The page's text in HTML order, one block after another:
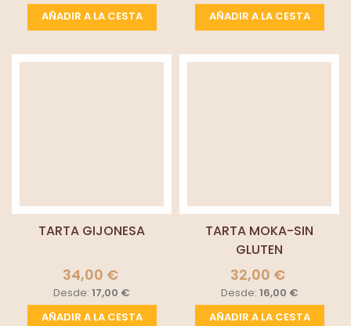
AÑADIR A LA CESTA
AÑADIR A LA CESTA
TARTA GIJONESA
34,00 €
Desde: 17,00 €
AÑADIR A LA CESTA
TARTA MOKA-SIN
GLUTEN
32,00 €
Desde: 16,00 €
AÑADIR A LA CESTA